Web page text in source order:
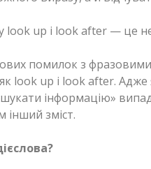
помилок з
look up і look after.
інформацію»
інший зміст.